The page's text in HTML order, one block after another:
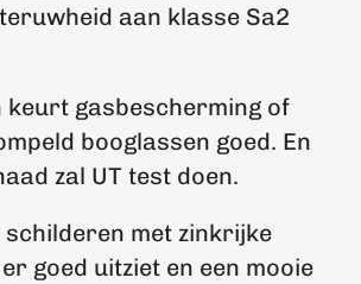
aan klasse Sa2
keurt gasbescherming of
booglassen goed. En
zal UT test doen.
schilderen met zinkrijke
goed uitziet en een mooie